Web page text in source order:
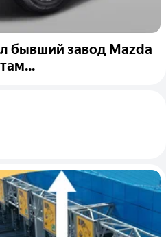
бывший завод Mazda